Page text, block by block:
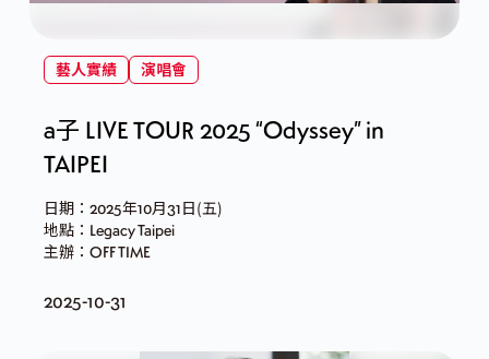
藝人實績 演唱會
a子 LIVE TOUR 2025 “Odyssey” in
TAIPEI
日期：2025年10月31日(五)
地點：Legacy Taipei
主辦：OFF TIME
2025-10-31